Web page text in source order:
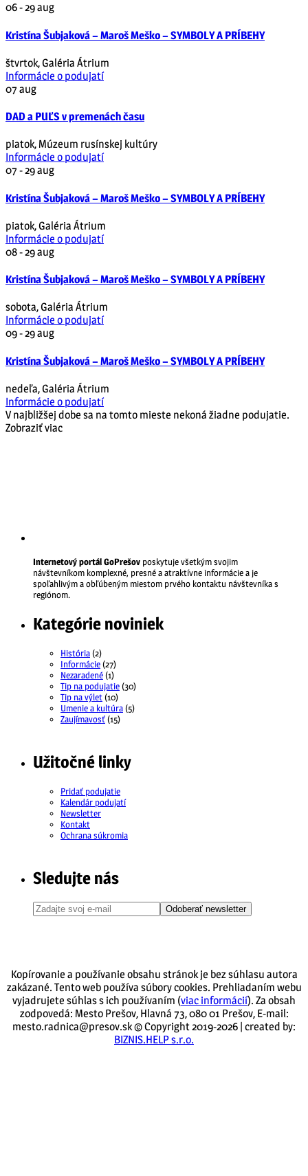
06 - 29aug
Kristína Šubjaková – Maroš Meško – SYMBOLY A PRÍBEHY
štvrtok,Galéria Átrium
Informácie o podujatí
07 aug
DAD a PUĽS v premenách času
piatok, Múzeum rusínskej kultúry
Informácie o podujatí
07 - 29aug
Kristína Šubjaková – Maroš Meško – SYMBOLY A PRÍBEHY
piatok,Galéria Átrium
Informácie o podujatí
08 - 29aug
Kristína Šubjaková – Maroš Meško – SYMBOLY A PRÍBEHY
sobota,Galéria Átrium
Informácie o podujatí
09 - 29aug
Kristína Šubjaková – Maroš Meško – SYMBOLY A PRÍBEHY
nedeľa,Galéria Átrium
Informácie o podujatí
V najbližšej dobe sa na tomto mieste nekoná žiadne podujatie.
Zobraziť viac
Internetový portál GoPrešov poskytuje všetkým svojim
návštevníkom komplexné, presné a atraktívne informácie a je
spoľahlivým a obľúbeným miestom prvého kontaktu návštevníka s
regiónom.
Kategórie noviniek
História(2)
Informácie(27)
Nezaradené(1)
Tip na podujatie(30)
Tip na výlet(10)
Umenie a kultúra(5)
Zaujímavosť(15)
Užitočné linky
Pridať podujatie
Kalendár podujatí
Newsletter
Kontakt
Ochrana súkromia
Sledujte nás
Odoberať newsletter
Kopírovanie a používanie obsahu stránok je bez súhlasu autora
zakázané. Tento web používa súbory cookies. Prehliadaním webu
vyjadrujete súhlas s ich používaním (viac informácií). Za obsah
zodpovedá: Mesto Prešov, Hlavná 73, 080 01 Prešov, E-mail:
mesto.radnica@presov.sk © Copyright 2019-2026 | created by:
BIZNIS.HELP s.r.o.